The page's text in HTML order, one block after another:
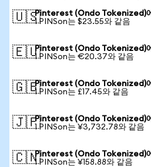
🇺🇸Pinterest (Ondo Tokenized)
1 PINSon는 $23.55와 같음
🇪🇺Pinterest (Ondo Tokenized)
1 PINSon는 €20.37와 같음
🇬🇧Pinterest (Ondo Tokenized)
1 PINSon는 £17.45와 같음
🇯🇵Pinterest (Ondo Tokenized)
1 PINSon는 ¥3,732.78와 같음
🇨🇳Pinterest (Ondo Tokenized)
1 PINSon는 ¥158.88와 같음